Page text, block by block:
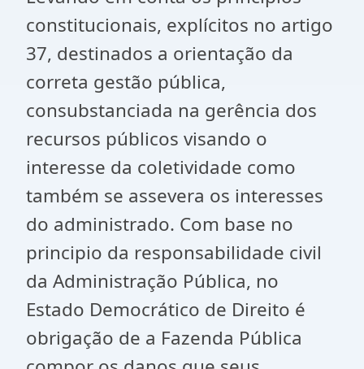
constitucionais, explícitos no artigo
37, destinados a orientação da
correta gestão pública,
consubstanciada na gerência dos
recursos públicos visando o
interesse da coletividade como
também se assevera os interesses
do administrado. Com base no
principio da responsabilidade civil
da Administração Pública, no
Estado Democrático de Direito é
obrigação de a Fazenda Pública